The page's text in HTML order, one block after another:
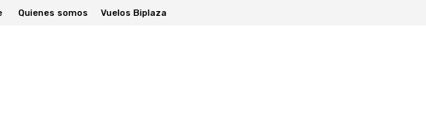
Quienes somos Vuelos Biplaza